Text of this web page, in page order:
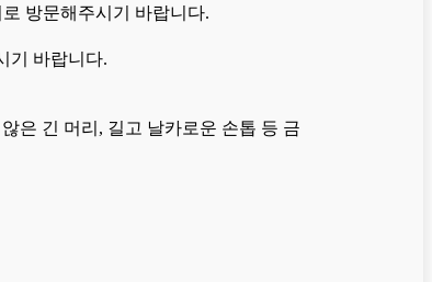
로 방문해주시기 바랍니다.
기 바랍니다.
은 긴 머리, 길고 날카로운 손톱 등 금